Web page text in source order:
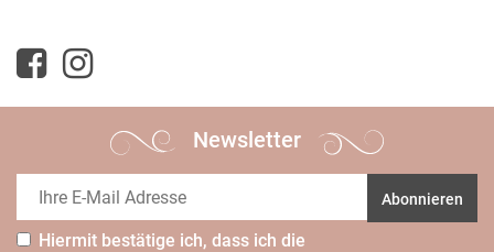
Newsletter
Abonnieren
Hiermit bestätige ich, dass ich die